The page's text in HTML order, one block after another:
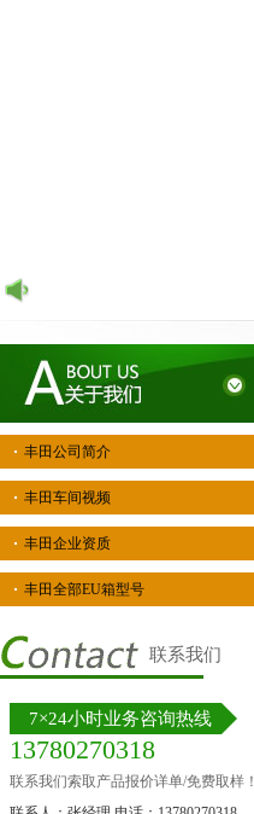
丰田公司简介
丰田车间视频
丰田企业资质
丰田全部EU箱型号
联系我们
7×24小时业务咨询热线
13780270318
联系我们索取产品报价详单/免费取样！